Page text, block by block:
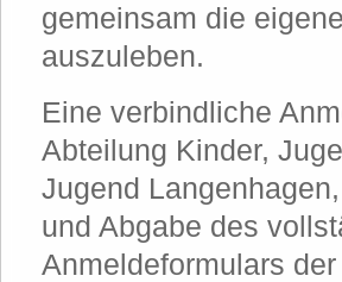
gemeinsam die
auszuleben.
Eine verbindliche
Abteilung Kinder,
Jugend
und Abgabe des
Anmeldeformulars